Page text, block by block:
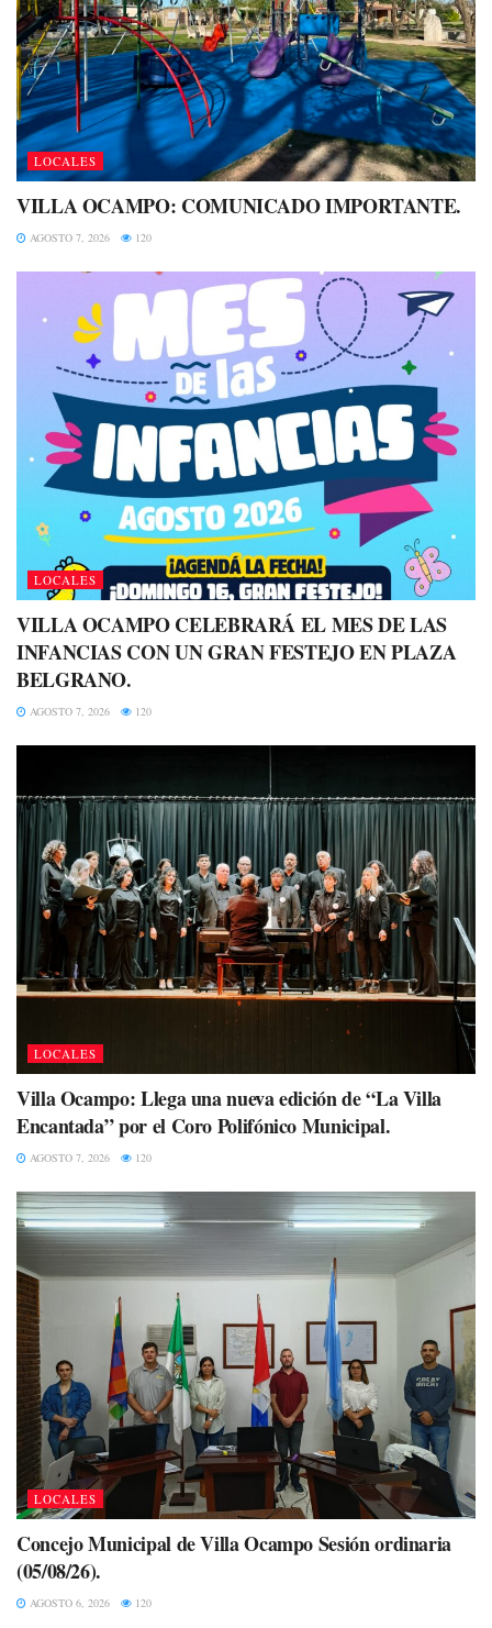
LOCALES
VILLA OCAMPO: COMUNICADO IMPORTANTE.
AGOSTO 7, 2026 120
LOCALES
VILLA OCAMPO CELEBRARÁ EL MES DE LAS
INFANCIAS CON UN GRAN FESTEJO EN PLAZA
BELGRANO.
AGOSTO 7, 2026 120
LOCALES
Villa Ocampo: Llega una nueva edición de “La Villa
Encantada” por el Coro Polifónico Municipal.
AGOSTO 7, 2026 120
LOCALES
Concejo Municipal de Villa Ocampo Sesión ordinaria
(05/08/26).
AGOSTO 6, 2026 120